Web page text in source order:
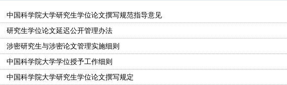
中国科学院大学研究生学位论文撰写规范指导意见
研究生学位论文延迟公开管理办法
涉密研究生与涉密论文管理实施细则
中国科学院大学学位授予工作细则
中国科学院大学研究生学位论文撰写规定